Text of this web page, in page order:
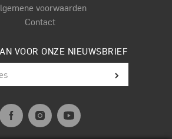
voorwaarden
Contact
VOOR ONZE NIEUWSBRIEF